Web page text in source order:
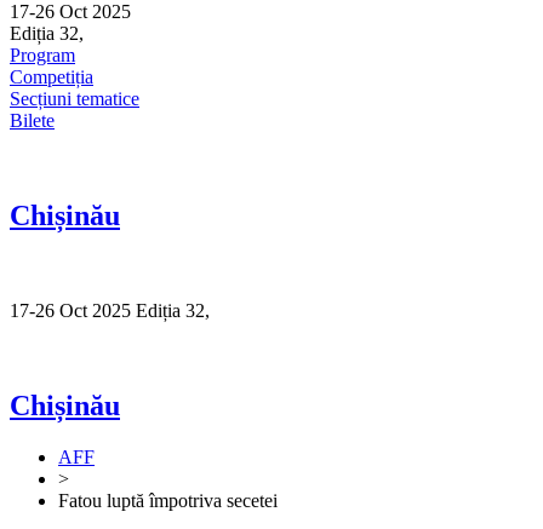
17-26 Oct 2025
Ediția 32,
Program
Competiția
Secțiuni tematice
Bilete
Chișinău
17-26 Oct 2025 Ediția 32,
Chișinău
AFF
>
Fatou luptă împotriva secetei